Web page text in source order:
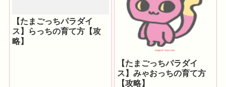
【たまごっちパラダイ
ス】らっちの育て方【攻
略】
【たまごっちパラダイ
ス】みゃおっちの育て方
【攻略】